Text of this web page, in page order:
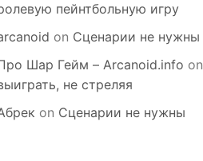
пейнтбольную игру
on Сценарии не нужны
Шар Гейм – Arcanoid.info on
не стреляя
on Сценарии не нужны